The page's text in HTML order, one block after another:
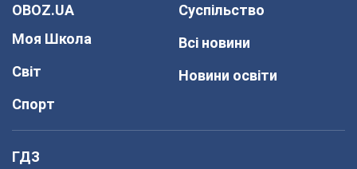
OBOZ.UA
Моя Школа
Світ
Спорт
Суспільство
Всі новини
Новини освіти
ГДЗ